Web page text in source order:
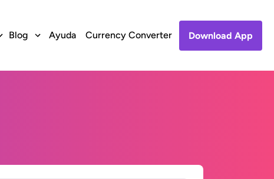
Blog Ayuda Currency Converter Download App